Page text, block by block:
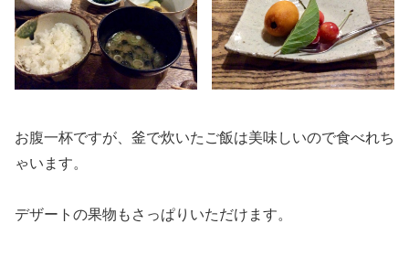
お腹一杯ですが、釜で炊いたご飯は美味しいので食べれち
ゃいます。
デザートの果物もさっぱりいただけます。